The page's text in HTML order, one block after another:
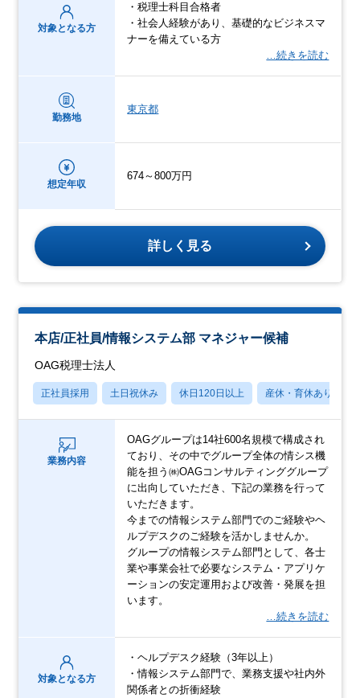
対象となる方
・税理士科目合格者
・社会人経験があり、基礎的なビジネスマ
ナーを備えている方
…続きを読む
勤務地
東京都
想定年収
674～800万円
詳しく見る
本店/正社員/情報システム部 マネジャー候補
OAG税理士法人
正社員採用 土日祝休み 休日120日以上 産休・育休あり
業務内容
OAGグループは14社600名規模で構成され
ており、その中でグループ全体の情シス機
能を担う㈱OAGコンサルティンググループ
に出向していただき、下記の業務を行って
いただきます。
今までの情報システム部門でのご経験やヘ
ルプデスクのご経験を活かしませんか。
グループの情報システム部門として、各士
業や事業会社で必要なシステム・アプリケ
ーションの安定運用および改善・発展を担
います。
…続きを読む
対象となる方
・ヘルプデスク経験（3年以上）
・情報システム部門で、業務支援や社内外
関係者との折衝経験